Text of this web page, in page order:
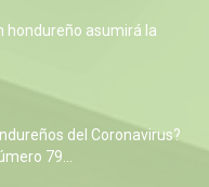
hondureño asumirá la
del Coronavirus?
79...